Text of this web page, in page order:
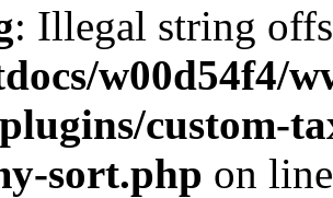
: Illegal string
w00d54f4/
custom-
sort.php on